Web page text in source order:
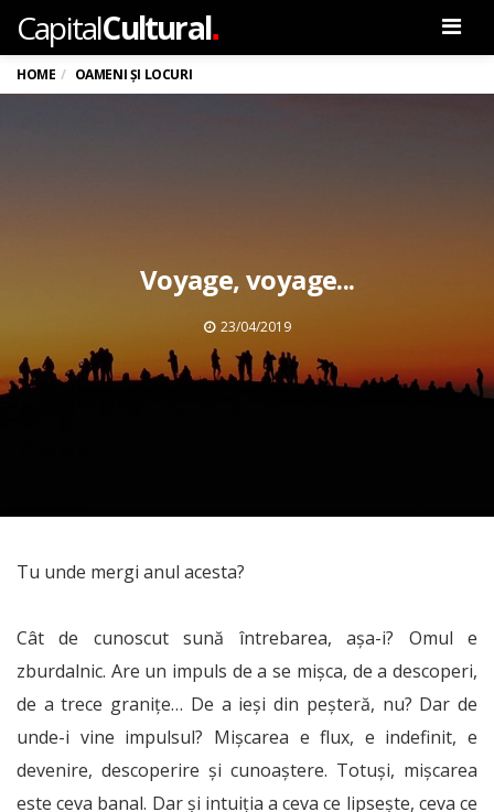
CapitalCultural.
HOME OAMENI ȘI LOCURI
Voyage, voyage...
23/04/2019
Tu unde mergi anul acesta?
Cât de cunoscut sună întrebarea, așa-i? Omul e
zburdalnic. Are un impuls de a se mișca, de a descoperi,
de a trece granițe… De a ieși din peșteră, nu? Dar de
unde-i vine impulsul? Mișcarea e flux, e indefinit, e
devenire, descoperire și cunoaștere. Totuși, mișcarea
este ceva banal. Dar și intuiția a ceva ce lipsește, ceva ce